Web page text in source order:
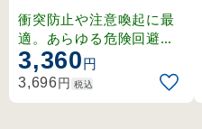
緑 (265012)
衝突防止や注意喚起に最
適。あらゆる危険回避に
効果を発揮する反射テー
プ。
3,360円
3,696円 税込